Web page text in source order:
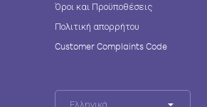
Όροι και Προϋποθέσεις
Πολιτική απορρήτου
Customer Complaints Code
Ελληνικά